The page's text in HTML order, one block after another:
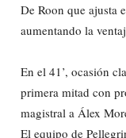
De Roon que ajusta
aumentando la
En el 41’, ocasión
primera mitad con
magistral a Álex
El equipo de